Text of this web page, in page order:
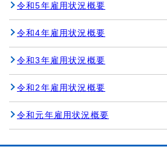
令和5年雇用状況概要
令和4年雇用状況概要
令和3年雇用状況概要
令和2年雇用状況概要
令和元年雇用状況概要